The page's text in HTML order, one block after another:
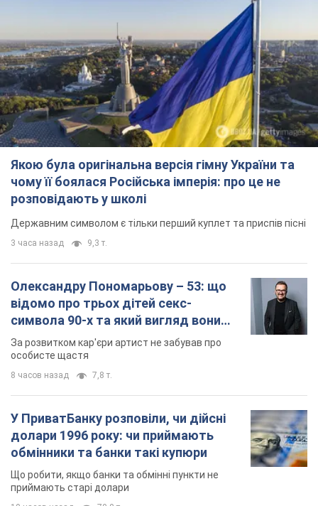
Якою була оригінальна версія гімну України та
чому її боялася Російська імперія: про це не
розповідають у школі
Державним символом є тільки перший куплет та приспів пісні
3 часа назад 9,3 т.
Олександру Пономарьову – 53: що
відомо про трьох дітей секс-
символа 90-х та який вигляд вони
мають
За розвитком кар'єри артист не забував про
особисте щастя
8 часов назад 7,8 т.
У ПриватБанку розповіли, чи дійсні
долари 1996 року: чи приймають
обмінники та банки такі купюри
Що робити, якщо банки та обмінні пункти не
приймають старі долари